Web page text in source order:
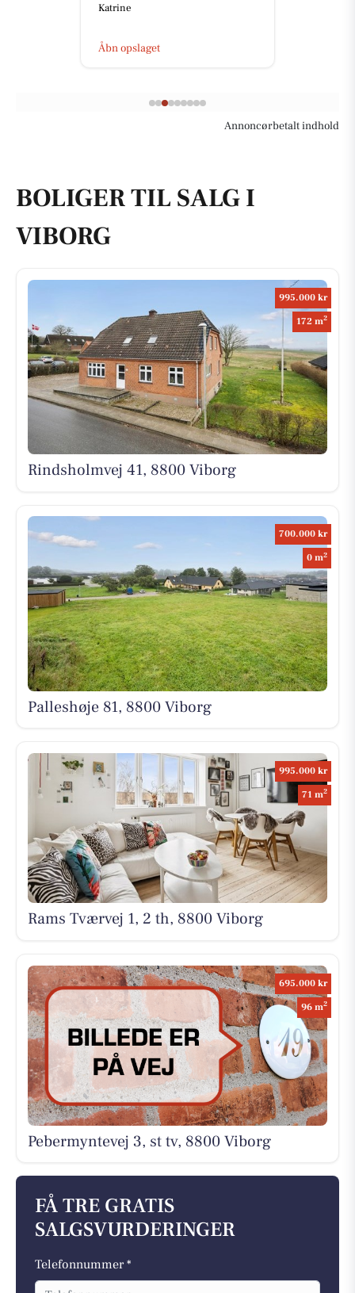
Katrine
Åbn opslaget
Annoncørbetalt indhold
BOLIGER TIL SALG I
VIBORG
995.000 kr
172 m2
Rindsholmvej 41, 8800 Viborg
700.000 kr
0 m2
Palleshøje 81, 8800 Viborg
995.000 kr
71 m2
Rams Tværvej 1, 2 th, 8800 Viborg
695.000 kr
96 m2
Pebermyntevej 3, st tv, 8800 Viborg
FÅ TRE GRATIS
SALGSVURDERINGER
Telefonnummer *